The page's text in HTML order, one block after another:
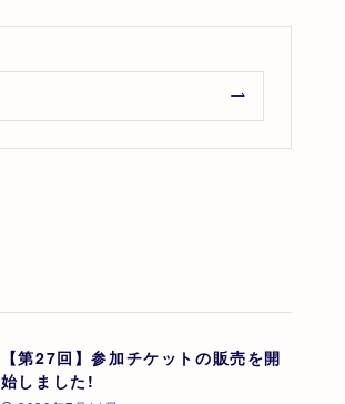
【第27回】参加チケットの販売を開
始しました!